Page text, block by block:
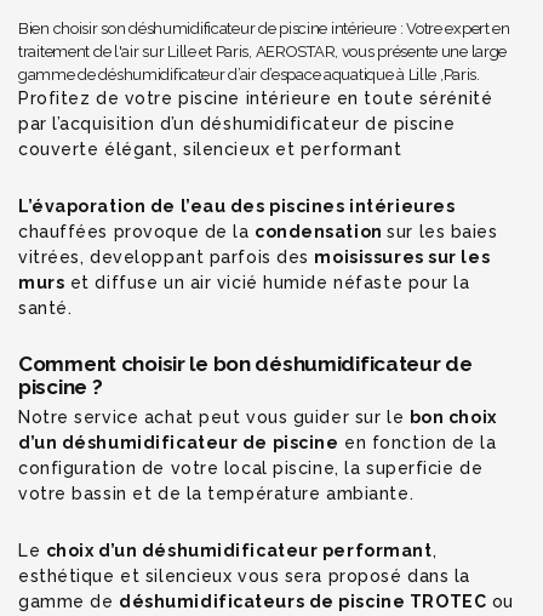
Bien choisir son déshumidificateur de piscine intérieure : Votre expert en
traitement de l'air sur Lille et Paris, AEROSTAR, vous présente une large
gamme de déshumidificateur d’air d’espace aquatique à Lille ,Paris.
Profitez de votre piscine intérieure en toute sérénité
par l’acquisition d’un déshumidificateur de piscine
couverte élégant, silencieux et performant
L’évaporation de l’eau des piscines intérieures
chauffées provoque de la condensationsur les baies
vitrées, developpant parfois des moisissures sur les
murs et diffuse un air vicié humide néfaste pour la
santé.
Comment choisir le bon déshumidificateur de
piscine ?
Notre service achat peut vous guider sur le bon choix
d’un déshumidificateur de piscine en fonction de la
configuration de votre local piscine, la superficie de
votre bassin et de la température ambiante.
Le choix d’un déshumidificateur performant,
esthétique et silencieux vous sera proposé dans la
gamme de déshumidificateurs de piscine TROTEC ou